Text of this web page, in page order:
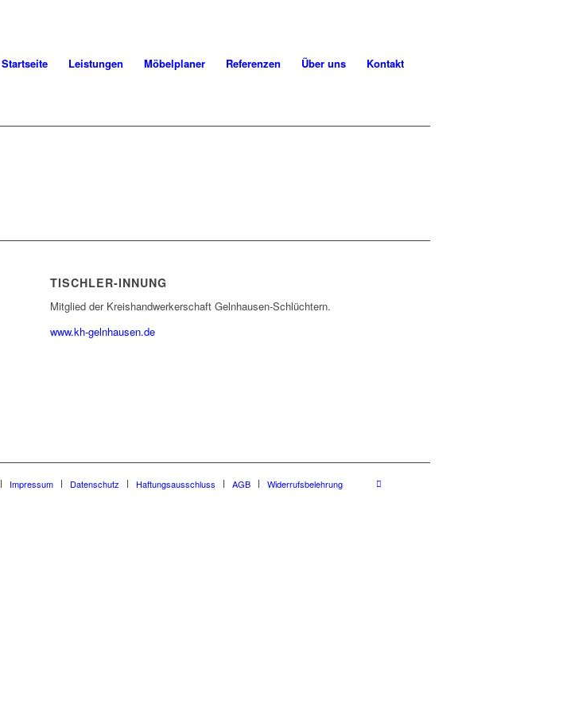
Startseite Leistungen Möbelplaner Referenzen Über uns Kontakt
TISCHLER-INNUNG
Mitglied der Kreishandwerkerschaft Gelnhausen-Schlüchtern.
www.kh-gelnhausen.de
Impressum Datenschutz Haftungsausschluss AGB Widerrufsbelehrung